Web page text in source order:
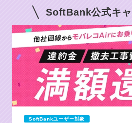
SoftBank公式キ
SoftBankユーザー対象